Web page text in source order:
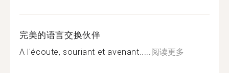
完美的语言交换伙伴
A l'écoute, souriant et avenant.....阅读更多